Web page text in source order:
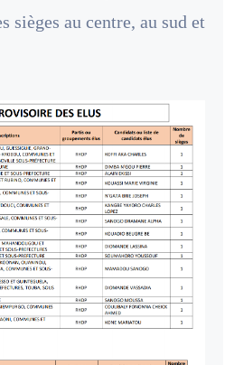
sièges au centre, au sud et